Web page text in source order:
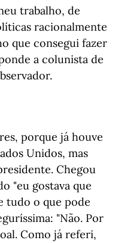
trabalho, de
racionalmente
que consegui fazer
a colunista de
porque já houve
Unidos, mas
Chegou
"eu gostava que
tudo o que pode
"Não. Por
Como já referi,